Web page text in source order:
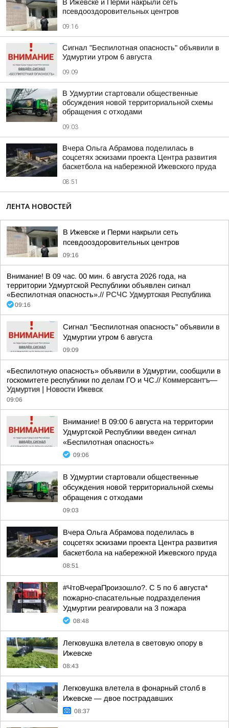
В Ижевске и Перми накрыли сеть
псевдооздоровительных центров
09:16
Сигнал "Беспилотная опасность" объявили в
Удмуртии утром 6 августа
09:09
В Удмуртии стартовали общественные
обсуждения новой территориальной схемы
обращения с отходами
09:03
Вчера Ольга Абрамова поделилась в
соцсетях эскизами проекта Центра развития
баскетбола на набережной Ижевского пруда
08:51
ЛЕНТА НОВОСТЕЙ
В Ижевске и Перми накрыли сеть
псевдооздоровительных центров
09:16
Внимание! В 09 час. 00 мин. 6 августа 2026 года, на
территории Удмуртской Республики объявлен сигнал
«Беспилотная опасность».// РСЧС Удмуртская Республика
09:16
Сигнал "Беспилотная опасность" объявили в
Удмуртии утром 6 августа
09:09
«Беспилотную опасность» объявили в Удмуртии, сообщили в
госкомитете республики по делам ГО и ЧС.// Коммерсантъ—
Удмуртия | Новости Ижевск
09:06
Внимание! В 09:00 6 августа на территории
Удмуртской Республики введен сигнал
«Беспилотная опасность»
09:06
В Удмуртии стартовали общественные
обсуждения новой территориальной схемы
обращения с отходами
09:03
Вчера Ольга Абрамова поделилась в
соцсетях эскизами проекта Центра развития
баскетбола на набережной Ижевского пруда
08:51
#ЧтоВчераПроизошло?. С 5 по 6 августа*
пожарно-спасательные подразделения
Удмуртии реагировали на 3 пожара
08:48
Легковушка влетела в световую опору в
Ижевске
08:43
Легковушка влетела в фонарный столб в
Ижевске — двое пострадавших
08:37